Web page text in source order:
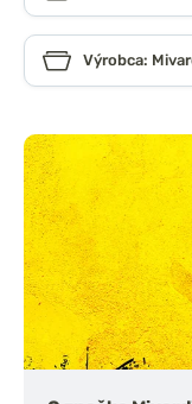
Výrobca: